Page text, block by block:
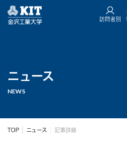
訪問者別
ニュース
NEWS
TOP ニュース 記事詳細